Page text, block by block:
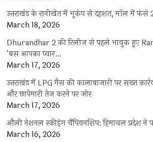
उत्तराखंड के रानीखेत में भूकंप से दहशत, मॉल में फंसे
March 18, 2026
Dhurandhar 2 की रिलीज से पहले भावुक हुए
‘बस आपका प्यार…
March 17, 2026
उत्तराखंड में LPG गैस की कालाबाजारी पर सख्त
और छापेमारी तेज करने पर जोर
March 17, 2026
औली नेशनल स्कीइंग चैंपियनशिप: हिमाचल प्रदेश ने
March 16, 2026